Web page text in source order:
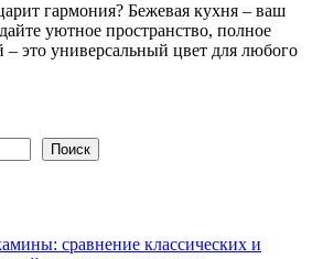
гармония? Бежевая кухня – ваш
уютное пространство, полное
– это универсальный цвет для любого
Поиск
сравнение классических и